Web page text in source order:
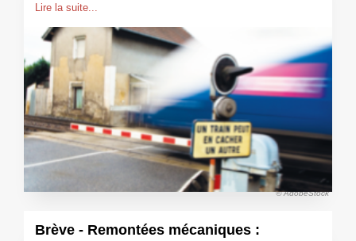
Lire la suite...
© AdobeStock
Brève - Remontées mécaniques :